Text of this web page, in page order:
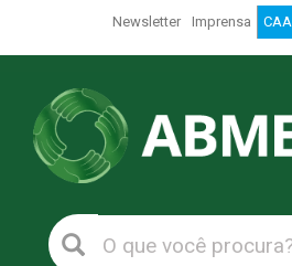
Newsletter Imprensa CAA